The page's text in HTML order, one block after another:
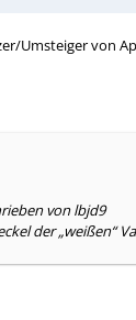
Umsteiger von
von lbjd9
der „weißen“